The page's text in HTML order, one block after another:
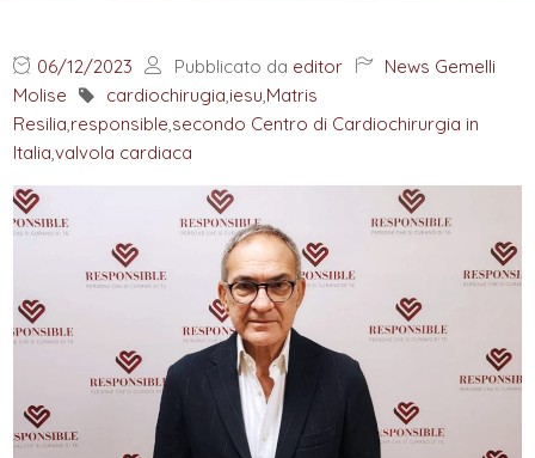
06/12/2023 Pubblicato da editor
News Gemelli
Molise
cardiochirugia,iesu,Matris
Resilia,responsible,secondo Centro di Cardiochirurgia in
Italia,valvola cardiaca